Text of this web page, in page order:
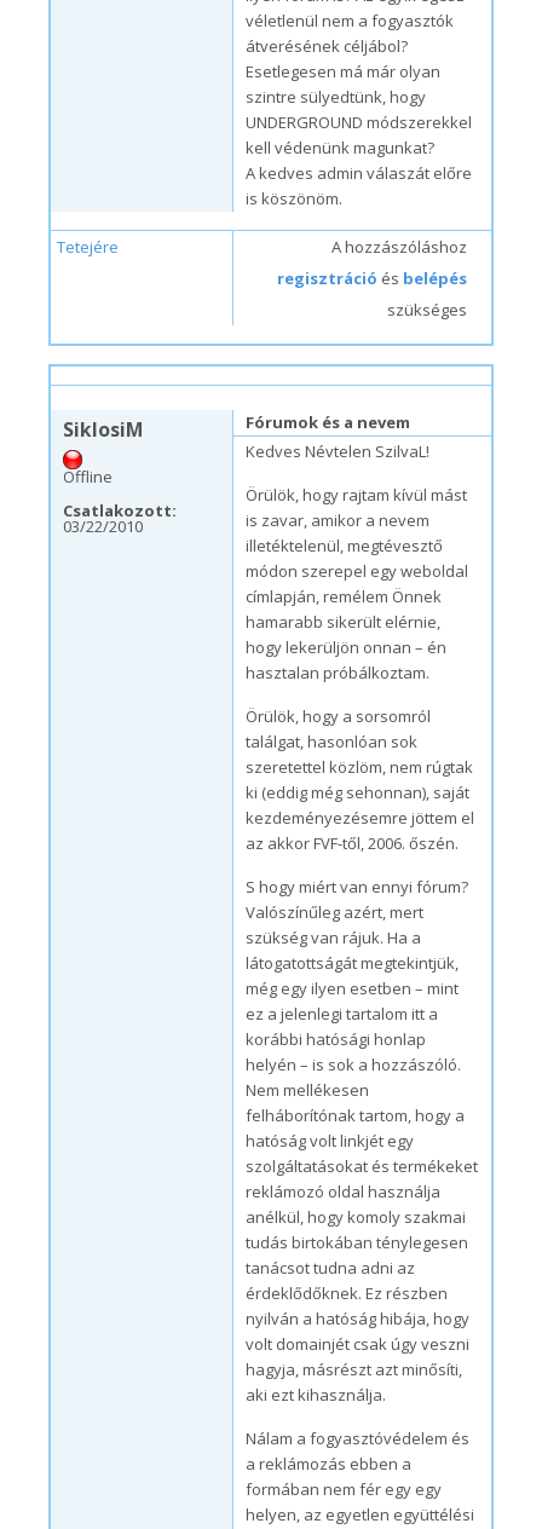
véletlenül nem a fogyasztók
átverésének céljábol?
Esetlegesen má már olyan
szintre sülyedtünk, hogy
UNDERGROUND módszerekkel
kell védenünk magunkat?
A kedves admin válaszát előre
is köszönöm.
Tetejére
A hozzászóláshoz
regisztráció és belépés
szükséges
SiklosiM
Offline
Csatlakozott:
03/22/2010
Fórumok és a nevem
Kedves Névtelen SzilvaL!
Örülök, hogy rajtam kívül mást
is zavar, amikor a nevem
illetéktelenül, megtévesztő
módon szerepel egy weboldal
címlapján, remélem Önnek
hamarabb sikerült elérnie,
hogy lekerüljön onnan – én
hasztalan próbálkoztam.
Örülök, hogy a sorsomról
találgat, hasonlóan sok
szeretettel közlöm, nem rúgtak
ki (eddig még sehonnan), saját
kezdeményezésemre jöttem el
az akkor FVF-től, 2006. őszén.
S hogy miért van ennyi fórum?
Valószínűleg azért, mert
szükség van rájuk. Ha a
látogatottságát megtekintjük,
még egy ilyen esetben – mint
ez a jelenlegi tartalom itt a
korábbi hatósági honlap
helyén – is sok a hozzászóló.
Nem mellékesen
felháborítónak tartom, hogy a
hatóság volt linkjét egy
szolgáltatásokat és termékeket
reklámozó oldal használja
anélkül, hogy komoly szakmai
tudás birtokában ténylegesen
tanácsot tudna adni az
érdeklődőknek. Ez részben
nyilván a hatóság hibája, hogy
volt domainjét csak úgy veszni
hagyja, másrészt azt minősíti,
aki ezt kihasználja.
Nálam a fogyasztóvédelem és
a reklámozás ebben a
formában nem fér egy egy
helyen, az egyetlen együttélési